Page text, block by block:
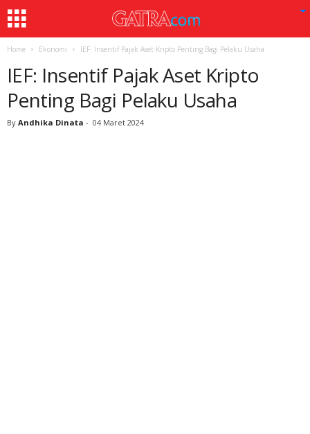
Home Ekonomi IEF: Insentif Pajak Aset Kripto Penting Bagi Pelaku Usaha
IEF: Insentif Pajak Aset Kripto
Penting Bagi Pelaku Usaha
By Andhika Dinata - 04 Maret 2024